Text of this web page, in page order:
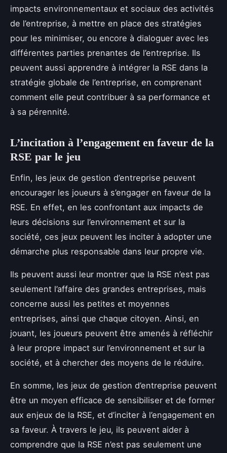
impacts environnementaux et sociaux des activités
de l’entreprise, à mettre en place des stratégies
pour les minimiser, ou encore à dialoguer avec les
différentes parties prenantes de l’entreprise. Ils
peuvent aussi apprendre à intégrer la RSE dans la
stratégie globale de l’entreprise, en comprenant
comment elle peut contribuer à sa performance et
à sa pérennité.
L’incitation à l’engagement en faveur de la
RSE par le jeu
Enfin, les jeux de gestion d’entreprise peuvent
encourager les joueurs à s’engager en faveur de la
RSE. En effet, en les confrontant aux impacts de
leurs décisions sur l’environnement et sur la
société, ces jeux peuvent les inciter à adopter une
démarche plus responsable dans leur propre vie.
Ils peuvent aussi leur montrer que la RSE n’est pas
seulement l’affaire des grandes entreprises, mais
concerne aussi les petites et moyennes
entreprises, ainsi que chaque citoyen. Ainsi, en
jouant, les joueurs peuvent être amenés à réfléchir
à leur propre impact sur l’environnement et sur la
société, et à chercher des moyens de le réduire.
En somme, les jeux de gestion d’entreprise peuvent
être un moyen efficace de sensibiliser et de former
aux enjeux de la RSE, et d’inciter à l’engagement en
sa faveur. À travers le jeu, ils peuvent aider à
comprendre que la RSE n’est pas seulement une